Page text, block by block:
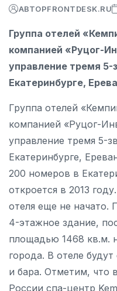
АВТОРFRONTDESK.RU
Группа отелей
компанией «Руцог-
управление тремя
Екатеринбурге,
Группа отелей
компанией «Руцог-
управление тремя 5-
Екатеринбурге,
200 номеров в
откроется в 2013
отеля еще не начато.
4-этажное здание,
площадью 1468 кв.м.
города. В отеле
и бара. Отметим, что
России спа-центр